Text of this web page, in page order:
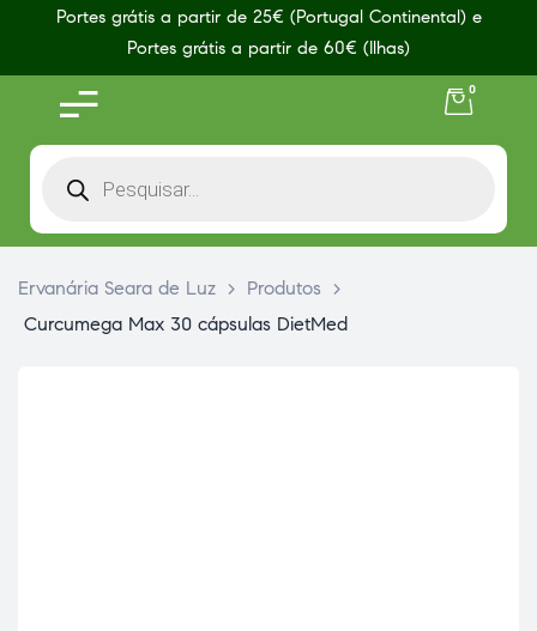
Portes grátis a partir de 25€ (Portugal Continental) e
Portes grátis a partir de 60€ (Ilhas)
0
Ervanária Seara de Luz > Produtos
>
Curcumega Max 30 cápsulas DietMed